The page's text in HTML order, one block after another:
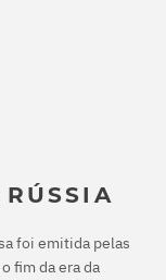
foi emitida pelas
fim da era da